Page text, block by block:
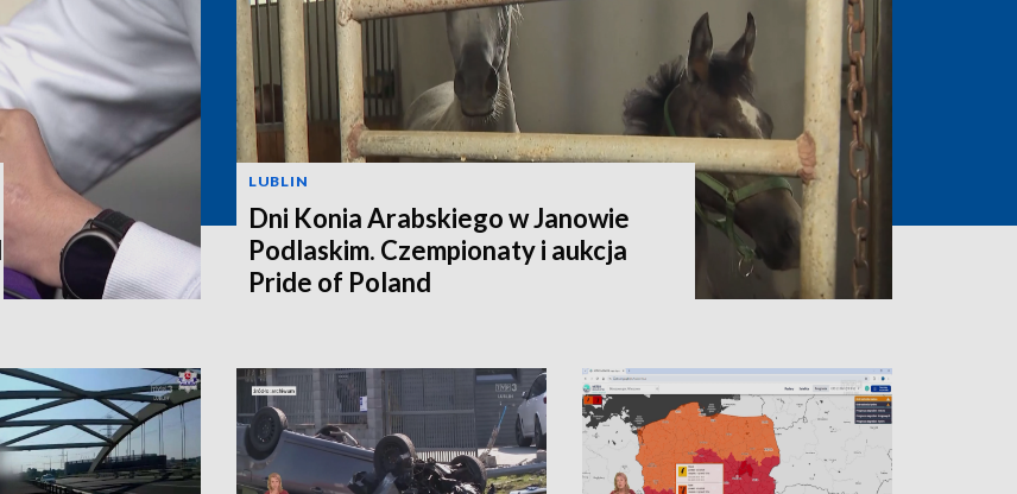
LUBLIN
Dni Konia Arabskiego w Janowie
Podlaskim. Czempionaty i aukcja
Pride of Poland